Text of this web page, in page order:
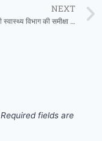
NEXT
कलेक्टर ने ली स्वास्थ्य विभाग की समीक्षा बैठक
Required fields are